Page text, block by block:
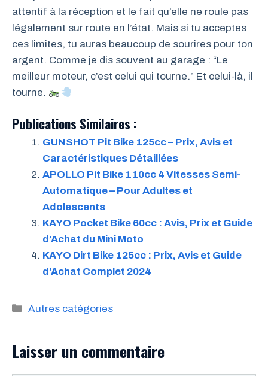
attentif à la réception et le fait qu’elle ne roule pas
légalement sur route en l’état. Mais si tu acceptes
ces limites, tu auras beaucoup de sourires pour ton
argent. Comme je dis souvent au garage : “Le
meilleur moteur, c’est celui qui tourne.” Et celui-là, il
tourne.
Publications Similaires :
GUNSHOT Pit Bike 125cc – Prix, Avis et
Caractéristiques Détaillées
APOLLO Pit Bike 110cc 4 Vitesses Semi-
Automatique – Pour Adultes et
Adolescents
KAYO Pocket Bike 60cc : Avis, Prix et Guide
d’Achat du Mini Moto
KAYO Dirt Bike 125cc : Prix, Avis et Guide
d’Achat Complet 2024
Catégories
Autres catégories
Laisser un commentaire